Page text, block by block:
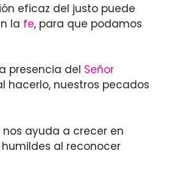
eficaz del justo puede
la fe, para que podamos
presencia del Señor
hacerlo, nuestros pecados
nos ayuda a crecer en
al reconocer